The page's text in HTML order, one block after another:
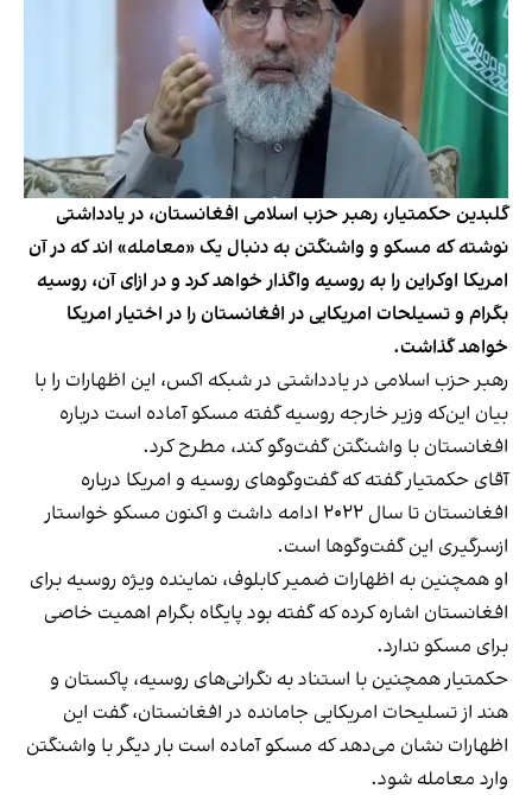
گلبدین حکمتیار، رهبر حزب اسلامی افغانستان، در یادداشتی
نوشته که مسکو و واشنگتن به دنبال یک «معامله» اند که در آن
امریکا اوکراین را به روسیه واگذار خواهد کرد و در ازای آن، روسیه
بگرام و تسیلحات امریکایی در افغانستان را در اختیار امریکا
خواهد گذاشت.
رهبر حزب اسلامی در یادداشتی در شبکه اکس، این اظهارات را با
بیان این‌که وزیر خارجه روسیه گفته مسکو آماده است درباره
افغانستان با واشنگتن گفت‌وگو کند، مطرح کرد.
آقای حکمتیار گفته که گفت‌وگوهای روسیه و امریکا درباره
افغانستان تا سال ۲۰۲۲ ادامه داشت و اکنون مسکو خواستار
ازسرگیری این گفت‌وگوها است.
او همچنین به اظهارات ضمیر کابلوف، نماینده ویژه روسیه برای
افغانستان اشاره کرده که گفته بود پایگاه بگرام اهمیت خاصی
برای مسکو ندارد.
حکمتیار همچنین با استناد به نگرانی‌های روسیه، پاکستان و
هند از تسلیحات امریکایی جامانده در افغانستان، گفت این
اظهارات نشان می‌دهد که مسکو آماده است بار دیگر با واشنگتن
وارد معامله شود.